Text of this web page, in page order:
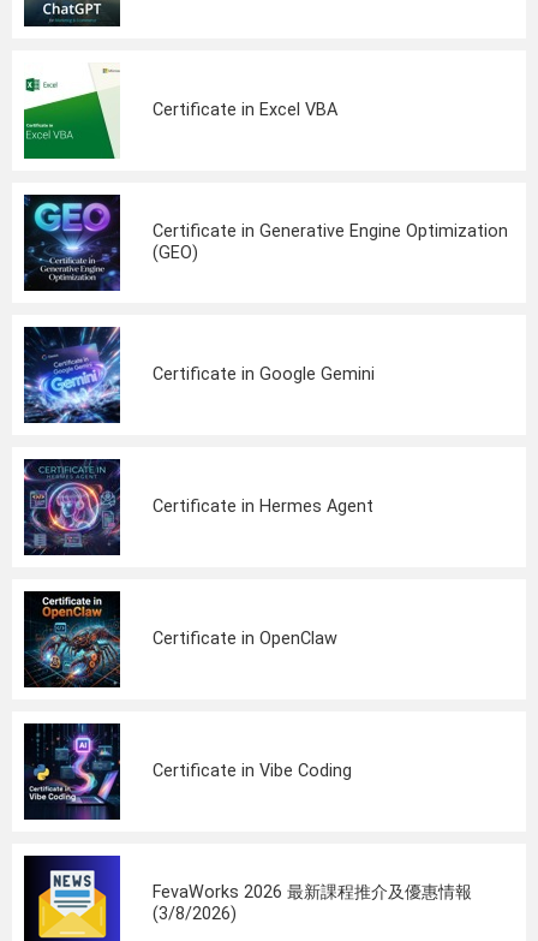
Certificate in Excel VBA
Certificate in Generative Engine Optimization
(GEO)
Certificate in Google Gemini
Certificate in Hermes Agent
Certificate in OpenClaw
Certificate in Vibe Coding
FevaWorks 2026 最新課程推介及優惠情報
(3/8/2026)